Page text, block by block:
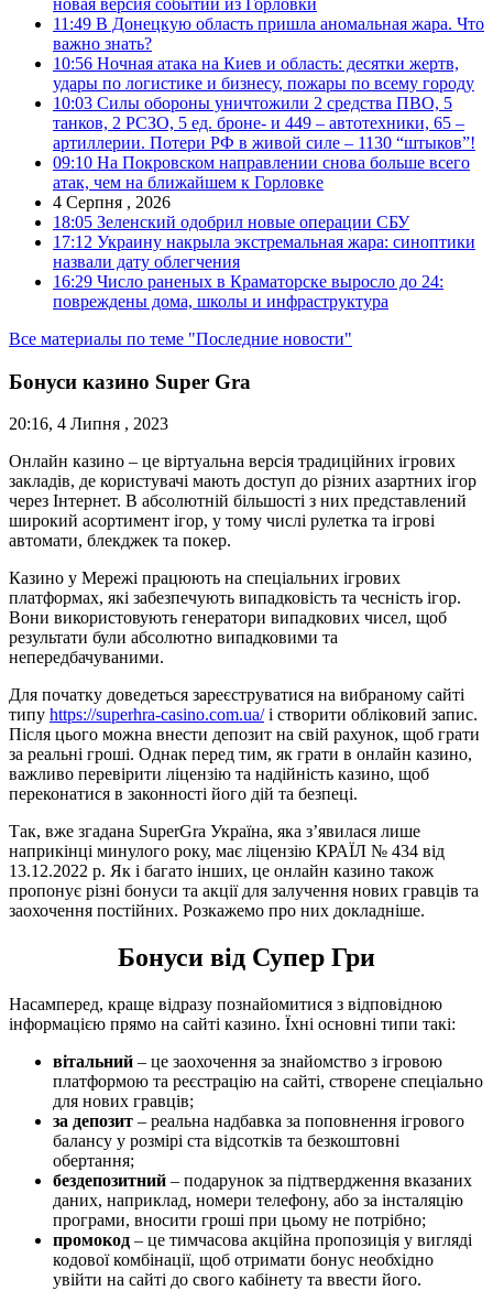
11:49 В Донецкую область пришла аномальная жара. Что
важно знать?
10:56 Ночная атака на Киев и область: десятки жертв,
удары по логистике и бизнесу, пожары по всему городу
10:03 Силы обороны уничтожили 2 средства ПВО, 5
танков, 2 РСЗО, 5 ед. броне- и 449 – автотехники, 65 –
артиллерии. Потери РФ в живой силе – 1130 “штыков”!
09:10 На Покровском направлении снова больше всего
атак, чем на ближайшем к Горловке
4 Серпня , 2026
18:05 Зеленский одобрил новые операции СБУ
17:12 Украину накрыла экстремальная жара: синоптики
назвали дату облегчения
16:29 Число раненых в Краматорске выросло до 24:
повреждены дома, школы и инфраструктура
Все материалы по теме "Последние новости"
Бонуси казино Super Gra
20:16, 4 Липня , 2023
Онлайн казино – це віртуальна версія традиційних ігрових
закладів, де користувачі мають доступ до різних азартних ігор
через Інтернет. В абсолютній більшості з них представлений
широкий асортимент ігор, у тому числі рулетка та ігрові
автомати, блекджек та покер.
Казино у Мережі працюють на спеціальних ігрових
платформах, які забезпечують випадковість та чесність ігор.
Вони використовують генератори випадкових чисел, щоб
результати були абсолютно випадковими та
непередбачуваними.
Для початку доведеться зареєструватися на вибраному сайті
типу https://superhra-casino.com.ua/і створити обліковий запис.
Після цього можна внести депозит на свій рахунок, щоб грати
за реальні гроші. Однак перед тим, як грати в онлайн казино,
важливо перевірити ліцензію та надійність казино, щоб
переконатися в законності його дій та безпеці.
Так, вже згадана SuperGra Україна, яка з’явилася лише
наприкінці минулого року, має ліцензію КРАЇЛ № 434 від
13.12.2022 р. Як і багато інших, це онлайн казино також
пропонує різні бонуси та акції для залучення нових гравців та
заохочення постійних. Розкажемо про них докладніше.
Бонуси від Супер Гри
Насамперед, краще відразу познайомитися з відповідною
інформацією прямо на сайті казино. Їхні основні типи такі:
вітальний – це заохочення за знайомство з ігровою
платформою та реєстрацію на сайті, створене спеціально
для нових гравців;
за депозит – реальна надбавка за поповнення ігрового
балансу у розмірі ста відсотків та безкоштовні
обертання;
бездепозитний – подарунок за підтвердження вказаних
даних, наприклад, номери телефону, або за інсталяцію
програми, вносити гроші при цьому не потрібно;
промокод – це тимчасова акційна пропозиція у вигляді
кодової комбінації, щоб отримати бонус необхідно
увійти на сайті до свого кабінету та ввести його.